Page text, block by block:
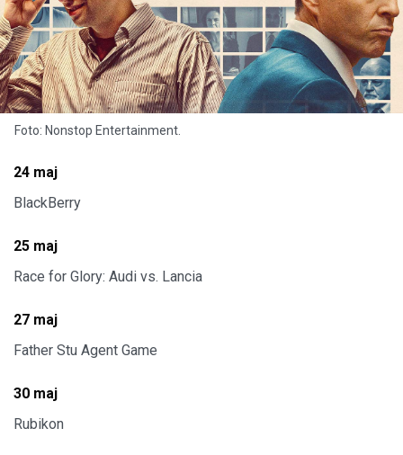
Foto: Nonstop Entertainment.
24 maj
BlackBerry
25 maj
Race for Glory: Audi vs. Lancia
27 maj
Father Stu Agent Game
30 maj
Rubikon